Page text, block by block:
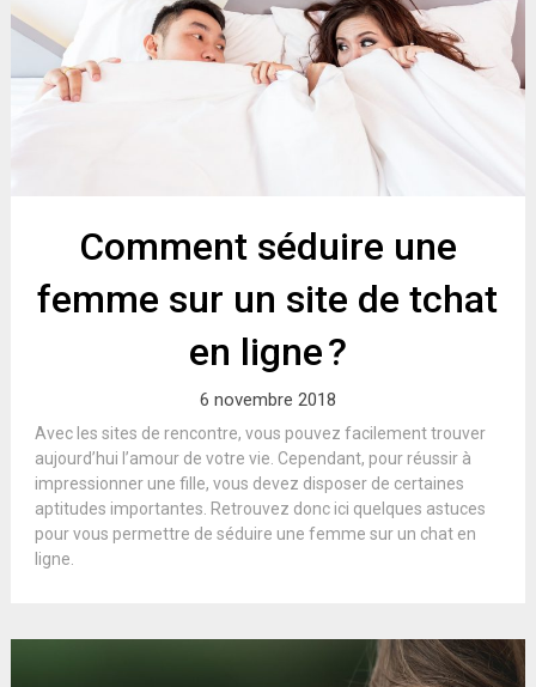
Comment séduire une
femme sur un site de tchat
en ligne ?
6 novembre 2018
Avec les sites de rencontre, vous pouvez facilement trouver
aujourd’hui l’amour de votre vie. Cependant, pour réussir à
impressionner une fille, vous devez disposer de certaines
aptitudes importantes. Retrouvez donc ici quelques astuces
pour vous permettre de séduire une femme sur un chat en
ligne.